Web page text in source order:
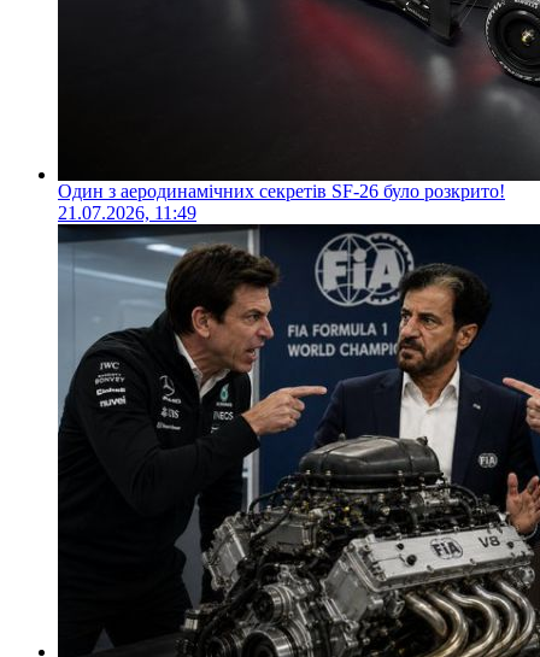
Один з аеродинамічних секретів SF-26 було розкрито!
21.07.2026, 11:49